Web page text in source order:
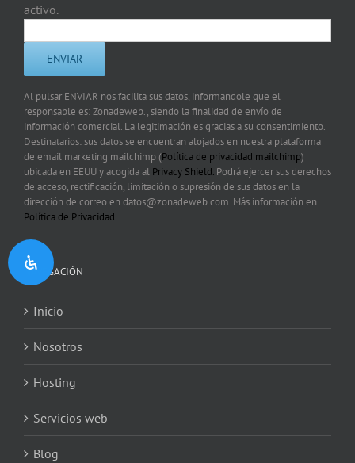
activo.
Al pulsar ENVIAR nos facilita sus datos, informandole que el
responsable es: Zonadeweb., siendo la finalidad de envío de
información comercial. La legitimación es gracias a su consentimiento.
Destinatarios: sus datos se encuentran alojados en nuestra plataforma
de email marketing mailchimp (Política de privacidad mailchimp)
ubicada en EEUU y acogida al Privacy Shield. Podrá ejercer sus derechos
de acceso, rectificación, limitación o supresión de sus datos en la
dirección de correo en datos@zonadeweb.com. Más información en
Política de Privacidad.
NAVEGACIÓN
Inicio
Nosotros
Hosting
Servicios web
Blog